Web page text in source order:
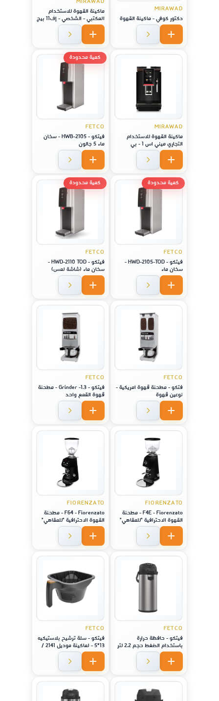
MIRAWAD
دكتور كوفي - ماكينة القهوة
ماكينة القهوة للاستخدام
المكتبي - الشخصي - إف11 بيج
إس
MIRAWAD
ماكينة القهوة للاستخدام
التجاري ميني اس 1 - بي
كمية محدودة
FETCO
فيتكو - HWB-2105 - سخان
ماء 5 جالون
كمية محدودة
FETCO
فيتكو - HWD-2105-TOD -
سخان ماء
كمية محدودة
FETCO
فيتكو - HWD-2110 TOD -
سخان ماء (شاشة لمس)
FETCO
فتكو - مطحنة قهوة امريكية -
نوعين قهوة
FETCO
فيتكو - Grinder -1.3 - مطحنة
قهوة القمع واحد
FIORENZATO
F4E - Fiorenzato - مطحنة
القهوة الاحترافية "للمقاهي"
ديجيتال - لون فضي
FIORENZATO
F64 - Fiorenzato - مطحنة
القهوة الاحترافية "للمقاهي"
ديجيتال - لون فضي
FETCO
فيتكو - حافظة حرارة
باستخدام الضغط حجم 2.2 لتر
- زجاج
FETCO
فيتكو - سلة ترشيح بلاستيكيه
13*5 - لماكينة موديل 2141 /
2131 / 1221